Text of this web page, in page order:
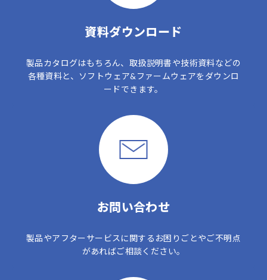
資料ダウンロード
製品カタログはもちろん、取扱説明書や技術資料などの
各種資料と、ソフトウェア&ファームウェアをダウンロ
ードできます。
お問い合わせ
製品やアフターサービスに関するお困りごとやご不明点
があればご相談ください。